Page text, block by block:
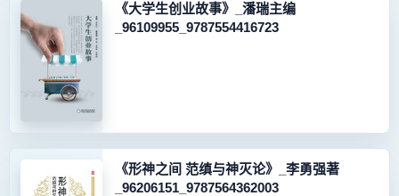
《大学生创业故事》_潘瑞主编
_96109955_9787554416723
《形神之间 范缜与神灭论》_李勇强著
_96206151_9787564362003